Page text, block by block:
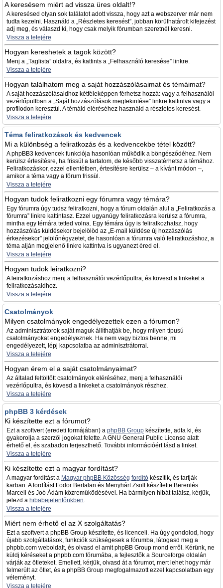
A keresésem miért ad vissza üres oldalt!?
A keresésed olyan sok találatot adott vissza, hogy azt a webszerver már nem
tudta kezelni. Használd a „Részletes keresést”, jobban körülhatárolt kifejezést
adj meg, és válaszd ki, hogy csak melyik fórumban szeretnél keresni.
Vissza a tetejére
Hogyan kereshetek a tagok között?
Menj a „Taglista” oldalra, és kattints a „Felhasználó keresése” linkre.
Vissza a tetejére
Hogyan találhatom meg a saját hozzászólásaimat és témáimat?
A saját hozzászólásaidhoz kétféleképpen férhetsz hozzá: vagy a felhasználói
vezérlőpultban a „Saját hozzászólások megtekintése” linkre kattintva vagy a
profilodon keresztül. A témáid eléréséhez használd a részletes keresést.
Vissza a tetejére
Téma feliratkozások és kedvencek
Mi a különbség a feliratkozás és a kedvencekbe tétel között?
A phpBB3 kedvencek funkciója hasonlóan működik a böngésződéhez. Nem
kerülsz értesítésre, ha frissül a tartalom, de később visszatérhetsz a témához.
Feliratkozáskor, ezzel ellentétben, értesítésre kerülsz – a kívánt módon –,
amikor a téma vagy a fórum frissül.
Vissza a tetejére
Hogyan tudok feliratkozni egy fórumra vagy témára?
Egy fórumra úgy tudsz feliratkozni, hogy a fórum oldalán alul a „Feliratkozás a
fórumra” linkre kattintasz. Ezzel ugyanúgy feliratkozásra kerülsz a fórumra,
mintha egy témára tetted volna. Egy témára úgy is feliratkozhatsz, hogy
hozzászólás küldésekor bejelölöd az „E-mail küldése új hozzászólás
érkezésekor” jelölőnégyzetet, de hasonlóan a fórumra való feliratkozáshoz, a
téma alján megjelenő linkre kattintva is ugyanezt éred el.
Vissza a tetejére
Hogyan tudok leiratkozni?
A leiratkozáshoz menj a felhasználói vezérlőpultra, és kövesd a linkeket a
feliratkozásaidhoz.
Vissza a tetejére
Csatolmányok
Milyen csatolmányok engedélyezettek ezen a fórumon?
Az adminisztrátorok saját maguk állíthatják be, hogy milyen típusú
csatolmányokat engedélyeznek. Ha nem vagy biztos benne, mi
engedélyezett, lépj kapcsolatba az adminisztrátorral.
Vissza a tetejére
Hogyan érem el a saját csatolmányaimat?
Az általad feltöltött csatolmányok eléréséhez, menj a felhasználói
vezérlőpultra, és kövesd a linkeket a csatolmányok részhez.
Vissza a tetejére
phpBB 3 kérdések
Ki készítette ezt a fórumot?
Ezt a szoftvert (eredeti formájában) a phpBB Group készítette, adta ki, és
gyakorolja a szerzői jogokat felette. A GNU General Public License alatt
érhető el, és szabadon terjeszthető. További információért lásd a linket.
Vissza a tetejére
Ki készítette ezt a magyar fordítást?
A magyar fordítást a Magyar phpBB Közösség fordító készítik, és tartják
karban. A fordítást Fodor Bertalan és Menyhárt Zsolt készítette Berentés
Marcell és Joó Ádám közreműködésével. Ha bármilyen hibát találsz, kérjük,
jelezd a hibabejelentőnkben.
Vissza a tetejére
Miért nem érhető el az X szolgáltatás?
Ezt a szoftvert a phpBB Group készítette, és licenceli. Ha úgy gondolod, hogy
újabb szolgáltatások, funkciók szükségesek a fórumba, látogasd meg a
phpbb.com weboldalt, és olvasd el amit phpBB Group mond erről. Kérünk, ne
küldj kéréseket a phpbb.com fórumába, a fejlesztők a Sourceforge oldalán
várják az ötleteket. Emellett, kérjük, olvasd át a fórumot, mert lehet hogy már
felmerült az ötlet, és a phpBB Group megfogalmazott ezzel kapcsolatban egy
véleményt.
Vissza a tetejére